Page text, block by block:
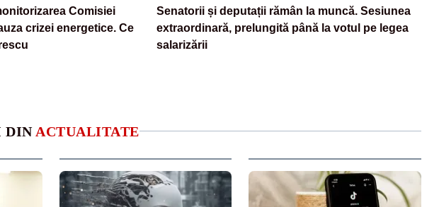
Comisiei
crizei energetice. Ce
Senatorii și deputații rămân la muncă. Sesiunea
extraordinară, prelungită până la votul pe legea
salarizării
DIN ACTUALITATE